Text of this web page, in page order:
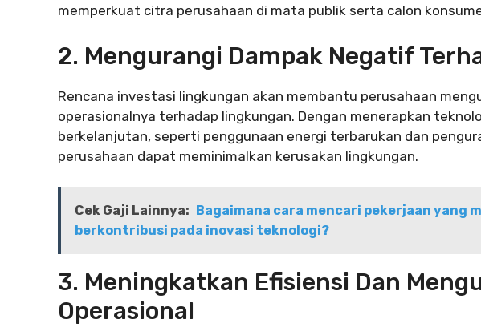
memperkuat citra perusahaan di mata publik serta calon
2. Mengurangi Dampak Negatif
Rencana investasi lingkungan akan membantu perusahaan
operasionalnya terhadap lingkungan. Dengan menerapkan
berkelanjutan, seperti penggunaan energi terbarukan dan
perusahaan dapat meminimalkan kerusakan lingkungan.
Cek Gaji Lainnya: Bagaimana cara mencari pekerjaan yang
berkontribusi pada inovasi teknologi?
3. Meningkatkan Efisiensi Dan
Operasional